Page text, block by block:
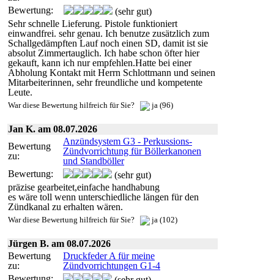
Bewertung:
(sehr gut)
Sehr schnelle Lieferung. Pistole funktioniert
einwandfrei. sehr genau. Ich benutze zusätzlich zum
Schallgedämpften Lauf noch einen SD, damit ist sie
absolut Zimmertauglich. Ich habe schon öfter hier
gekauft, kann ich nur empfehlen.Hatte bei einer
Abholung Kontakt mit Herrn Schlottmann und seinen
Mitarbeiterinnen, sehr freundliche und kompetente
Leute.
War diese Bewertung hilfreich für Sie? ja (96)
Jan K. am 08.07.2026
Bewertung
zu:
Anzündsystem G3 - Perkussions-
Zündvorrichtung für Böllerkanonen
und Standböller
Bewertung:
(sehr gut)
präzise gearbeitet,einfache handhabung
es wäre toll wenn unterschiedliche längen für den
Zündkanal zu erhalten wären.
War diese Bewertung hilfreich für Sie? ja (102)
Jürgen B. am 08.07.2026
Bewertung
zu:
Druckfeder A für meine
Zündvorrichtungen G1-4